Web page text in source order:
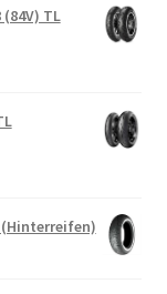
TL
(Hinterreifen)